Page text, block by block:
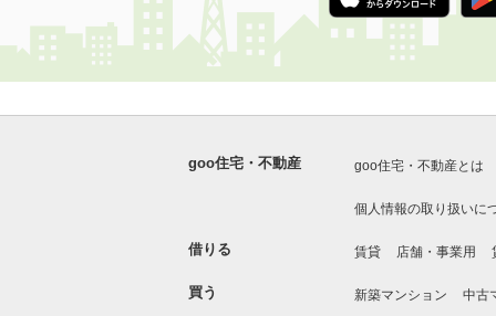
goo住宅・不動産 goo住宅・不動産とは
個人情報の取り扱いに
借りる 賃貸 店舗・事業用
買う 新築マンション 中古